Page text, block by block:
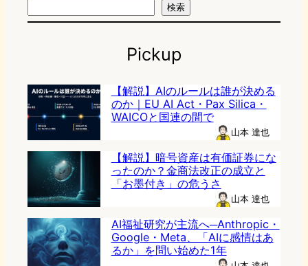
検索
Pickup
【解説】AIのルールは誰が決める
のか｜EU AI Act・Pax Silica・
WAICOと国連の間で
山本 達也
【解説】暗号資産は有価証券にな
ったのか？金商法改正の成立と
「お墨付き」の危うさ
山本 達也
AI福祉研究が主流へ─Anthropic・
Google・Meta、「AIに感情はあ
るか」を問い始めた1年